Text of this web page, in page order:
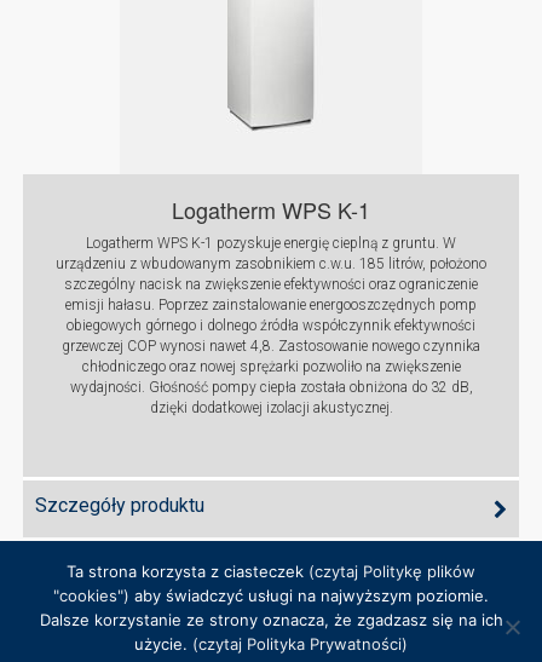
Logatherm WPS K-1
Logatherm WPS K-1 pozyskuje energię cieplną z gruntu. W
urządzeniu z wbudowanym zasobnikiem c.w.u. 185 litrów, położono
szczególny nacisk na zwiększenie efektywności oraz ograniczenie
emisji hałasu. Poprzez zainstalowanie energooszczędnych pomp
obiegowych górnego i dolnego źródła współczynnik efektywności
grzewczej COP wynosi nawet 4,8. Zastosowanie nowego czynnika
chłodniczego oraz nowej sprężarki pozwoliło na zwiększenie
wydajności. Głośność pompy ciepła została obniżona do 32 dB,
dzięki dodatkowej izolacji akustycznej.
Szczegóły produktu
Ta strona korzysta z ciasteczek (czytaj Politykę plików
"cookies") aby świadczyć usługi na najwyższym poziomie.
Dalsze korzystanie ze strony oznacza, że zgadzasz się na ich
użycie. (czytaj Polityka Prywatności)